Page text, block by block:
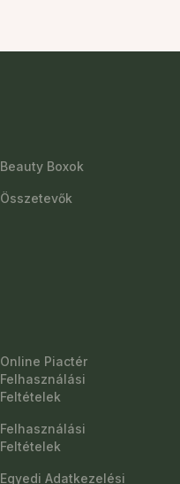
Beauty Boxok
Összetevők
Online Piactér
Felhasználási
Feltételek
Felhasználási
Feltételek
Egyedi Adatkezelési